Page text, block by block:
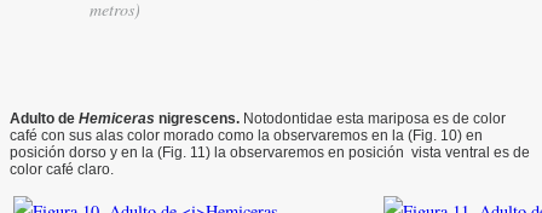
metros)
Adulto de Hemiceras nigrescens. Notodontidae esta mariposa es de color
café con sus alas color morado como la observaremos en la (Fig. 10) en
posición dorso y en la (Fig. 11) la observaremos en posición vista ventral es de
color café claro.